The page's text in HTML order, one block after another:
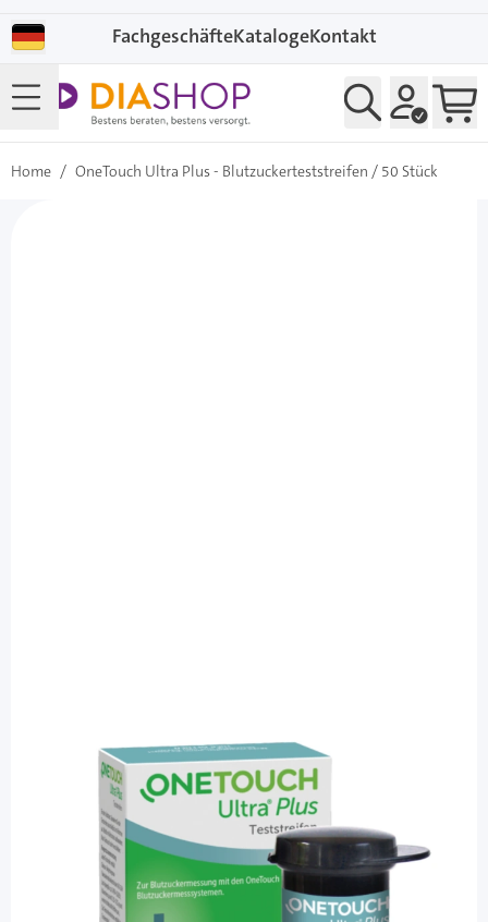
FachgeschäfteKatalogeKontakt
Home / OneTouch Ultra Plus - Blutzuckerteststreifen / 50 Stück
OneTouch Ultra Plus -
Blutzuckerteststreifen / 50 Stück
PZN: 13754775 / Diashop.de Kat.-Nr.112800
sofort verfügbar
Lieferzeit 1-3 Werktage
Mehr über das Produkt